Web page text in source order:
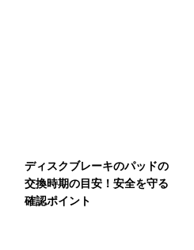
ディスクブレーキのパッドの
交換時期の目安！安全を守る
確認ポイント